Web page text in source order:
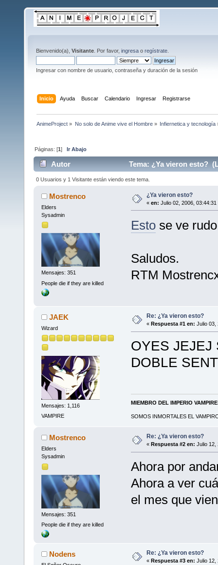
Bienvenido(a), Visitante . Por favor, ingresa o regístrate
Ingresar con nombre de usuario, contraseña y duración de la sesión
Inicio Ayuda Buscar Calendario Ingresar Registrarse
AnimeProject » No solo de Anime vive el Hombre» Infiernetica y tecnología
Páginas: [1]Ir Abajo
Autor Tema: ¿Ya vieron esto?
0 Usuarios y 1 Visitante están viendo este tema.
Mostrenco
Elders
Sysadmin
Mensajes: 351
People die if they are killed
¿Ya vieron esto?
« en: Julio 02, 2006, 03:44:31
Estose ve
Saludos.
RTM
JAEK
Wizard
Mensajes: 1,116
VAMPIRE
Re: ¿Ya vieron esto?
« Respuesta #1 en: Julio 03,
OYES JEJEJ
DOBLE
MIEMBRO DEL IMPERIO
SOMOS INMORTALES EL
Mostrenco
Elders
Sysadmin
Mensajes: 351
People die if they are killed
Re: ¿Ya vieron esto?
« Respuesta #2 en: Julio 12,
Ahora por
Ahora a ver
el mes que
Nodens Re: ¿Ya vieron esto?
« Respuesta #3 en: Julio 12,